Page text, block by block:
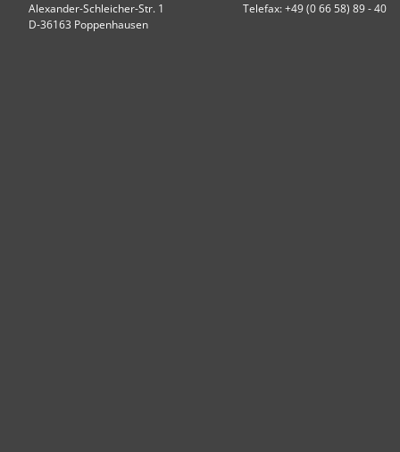
Alexander-Schleicher-Str. 1
D-36163 Poppenhausen
Telefax: +49 (0 66 58) 89 - 40